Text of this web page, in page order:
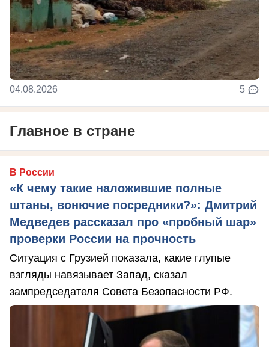
04.08.2026 5
Главное в стране
В России
«К чему такие наложившие полные
штаны, вонючие посредники?»: Дмитрий
Медведев рассказал про «пробный шар»
проверки России на прочность
Ситуация с Грузией показала, какие глупые
взгляды навязывает Запад, сказал
зампредседателя Совета Безопасности РФ.